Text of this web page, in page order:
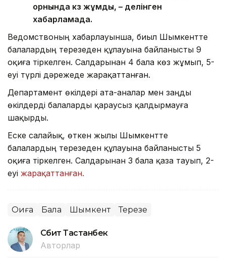
орнында көз жұмды, – делінген
хабарламада.
Ведомствоның хабарлауынша, биыл Шымкентте
балалардың терезеден құлауына байланысты 9
оқиға тіркелген. Салдарынан 4 бала көз жұмып, 5-
еуі түрлі дәрежеде жарақаттанған.
Департамент өкілдері ата-аналар мен заңды
өкілдерді балаларды қараусыз қалдырмауға
шақырды.
Еске салайық, өткен жылы Шымкентте
балалардың терезеден құлауына байланысты 5
оқиға тіркелген. Салдарынан 3 бала қаза тауып, 2-
еуі жарақаттанған.
Оқиға Бала Шымкент Терезе
Сәбит Тастанбек
Авторлар